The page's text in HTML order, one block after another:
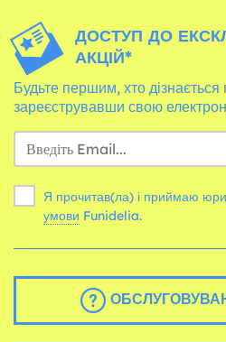
ДОСТУП ДО
АКЦІЙ*
Будьте першим, хто дізнається
зареєструвавши свою
Я прочитав(ла) і приймаю
умови Funidelia.